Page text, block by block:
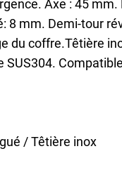
Axe : 45 mm.
8 mm. Demi-tour
du coffre.Têtière
SUS304.
/ Têtière inox